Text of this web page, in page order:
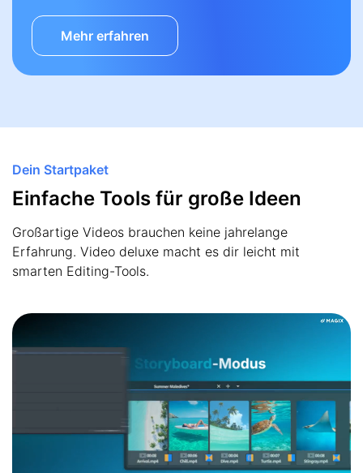
Mehr erfahren
Dein Startpaket
Einfache Tools für große Ideen
Großartige Videos brauchen keine jahrelange
Erfahrung. Video deluxe macht es dir leicht mit
smarten Editing-Tools.